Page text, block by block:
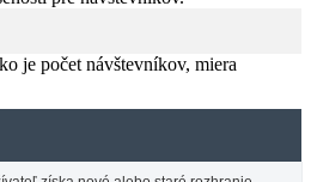
je počet návštevníkov, miera